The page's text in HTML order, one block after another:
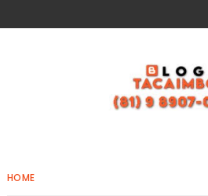
HOME